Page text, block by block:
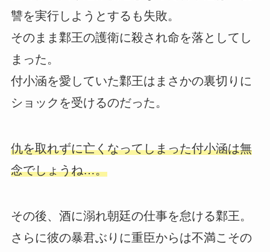
讐を実行しようとするも失敗。
そのまま鄴王の護衛に殺され命を落としてし
まった。
付小涵を愛していた鄴王はまさかの裏切りに
ショックを受けるのだった。
仇を取れずに亡くなってしまった付小涵は無
念でしょうね…。
その後、酒に溺れ朝廷の仕事を怠ける鄴王。
さらに彼の暴君ぶりに重臣からは不満こその